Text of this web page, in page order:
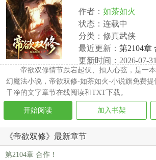
作者： 如茶如火
状态：连载中
分类：修真武侠
最近更新： 第2104章
更新时间：2026-07-
帝欲双修情节跌宕起伏、扣人心弦，是一
幻魔法小说，帝欲双修-如茶如火-小说旗免费
干净的文字章节在线阅读和TXT下载。
开始阅读 加入书架
《帝欲双修》最新章节
第2104章 合作！